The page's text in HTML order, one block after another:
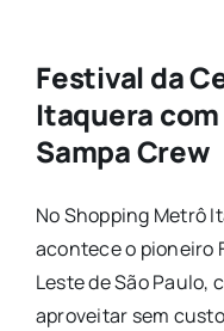
Festival da
Itaquera
Sampa Crew
No Shopping Metrô
acontece o pioneiro
Leste de São Paulo,
aproveitar sem